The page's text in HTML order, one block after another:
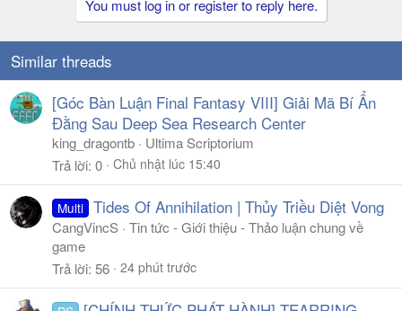
You must log in or register to reply here.
Similar threads
[Góc Bàn Luận Final Fantasy VIII] Giải Mã Bí Ẩn
Đằng Sau Deep Sea Research Center
king_dragontb
Ultima Scriptorium
Trả lời 0 Chủ nhật lúc 15:40
Multi Tides Of Annihilation | Thủy Triều Diệt Vong
CangVincS
Tin tức - Giới thiệu - Thảo luận chung về
game
Trả lời 56 24 phút trước